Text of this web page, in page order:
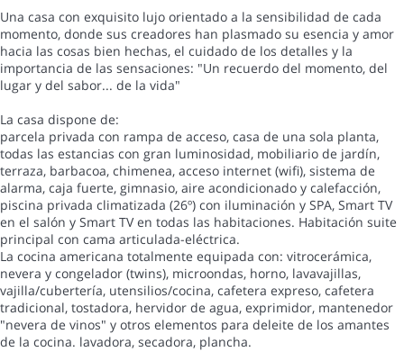
Una casa con exquisito lujo orientado a la sensibilidad de cada
momento, donde sus creadores han plasmado su esencia y amor
hacia las cosas bien hechas, el cuidado de los detalles y la
importancia de las sensaciones: "Un recuerdo del momento, del
lugar y del sabor... de la vida"
La casa dispone de:
parcela privada con rampa de acceso, casa de una sola planta,
todas las estancias con gran luminosidad, mobiliario de jardín,
terraza, barbacoa, chimenea, acceso internet (wifi), sistema de
alarma, caja fuerte, gimnasio, aire acondicionado y calefacción,
piscina privada climatizada (26º) con iluminación y SPA, Smart TV
en el salón y Smart TV en todas las habitaciones. Habitación suite
principal con cama articulada-eléctrica.
La cocina americana totalmente equipada con: vitrocerámica,
nevera y congelador (twins), microondas, horno, lavavajillas,
vajilla/cubertería, utensilios/cocina, cafetera expreso, cafetera
tradicional, tostadora, hervidor de agua, exprimidor, mantenedor
"nevera de vinos" y otros elementos para deleite de los amantes
de la cocina. lavadora, secadora, plancha.